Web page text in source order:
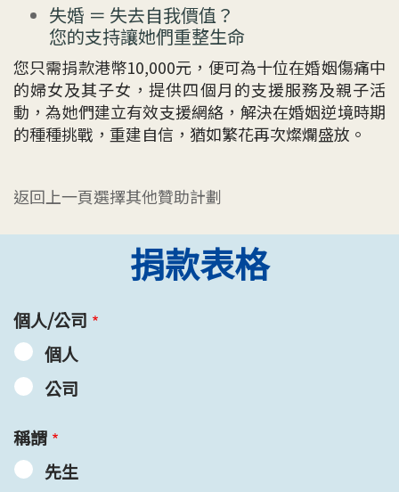
失婚 ＝ 失去自我價值？
您的支持讓她們重整生命
您只需捐款港幣10,000元，便可為十位在婚姻傷痛中
的婦女及其子女，提供四個月的支援服務及親子活
動，為她們建立有效支援網絡，解決在婚姻逆境時期
的種種挑戰，重建自信，猶如繁花再次燦爛盛放。
返回上一頁選擇其他贊助計劃
捐款表格
個人/公司
個人
公司
稱謂
先生